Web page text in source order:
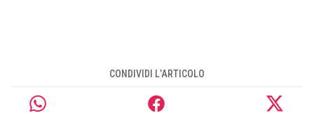
CONDIVIDI L’ARTICOLO